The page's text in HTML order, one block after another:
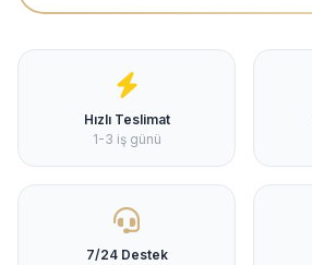
Hızlı Teslimat
1-3 iş günü
7/24 Destek